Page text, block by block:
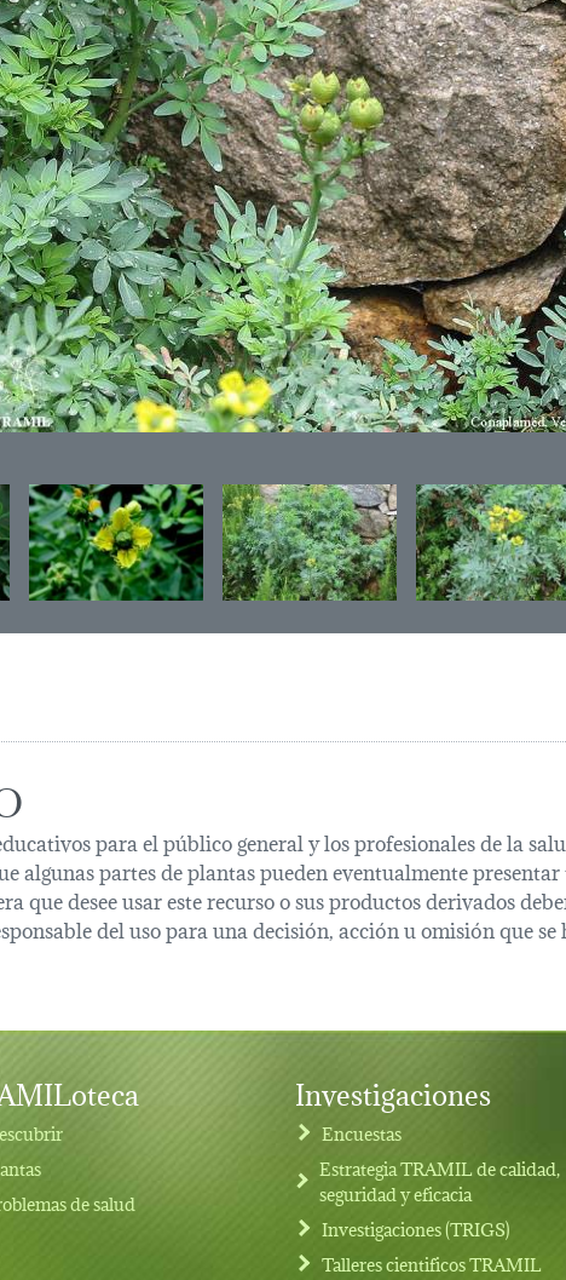
para el público general y los profesionales de la
algunas partes de plantas pueden eventualmente
que desee usar este recurso o sus productos derivados
del uso para una decisión, acción u omisión que
de salud
Investigaciones
Encuestas
Estrategia TRAMIL de calidad,
seguridad y eficacia
Investigaciones (TRIGS)
Talleres cientificos TRAMIL